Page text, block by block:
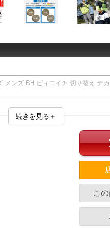
メンズ BH ビィエイチ 切り替え デ
続きを見る＋
こ